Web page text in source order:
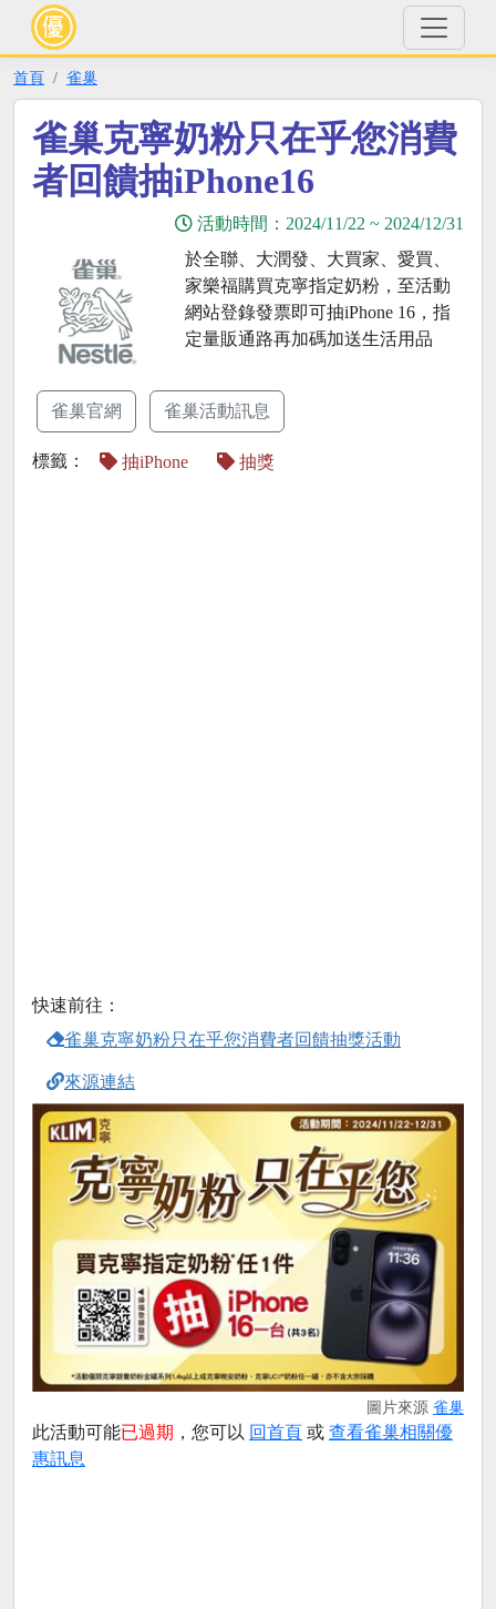
首頁 雀巢
雀巢克寧奶粉只在乎您消費
者回饋抽iPhone16
活動時間： 2024/11/22 ~ 2024/12/31
於全聯、大潤發、大買家、愛買、
家樂福購買克寧指定奶粉，至活動
網站登錄發票即可抽iPhone 16，指
定量販通路再加碼加送生活用品
雀巢官網 雀巢活動訊息
標籤： 抽iPhone 抽獎
快速前往：
雀巢克寧奶粉只在乎您消費者回饋抽獎活動
來源連結
圖片來源 雀巢
此活動可能已過期 ，您可以 回首頁 或 查看雀巢相關優
惠訊息